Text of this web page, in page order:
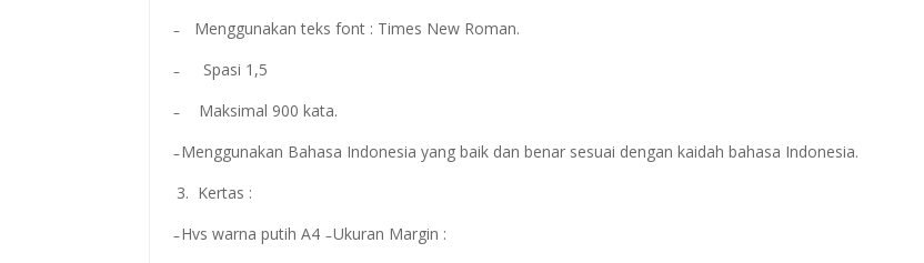
̵ Menggunakan teks font : Times New Roman.
̵ Spasi 1,5
̵ Maksimal 900 kata.
̵ Menggunakan Bahasa Indonesia yang baik dan benar sesuai dengan kaidah bahasa Indonesia.
3. Kertas :
̵ Hvs warna putih A4 ̵ Ukuran Margin :